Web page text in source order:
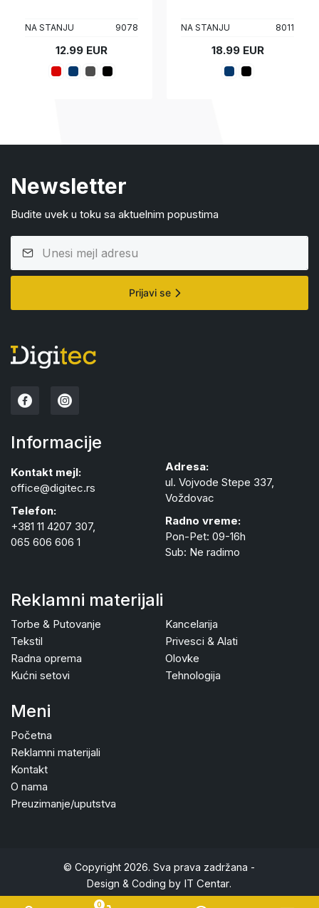
0
NA STANJU 9078
12.99 EUR
NA STANJU 8011
18.99 EUR
Newsletter
Budite uvek u toku sa aktuelnim popustima
Prijavi se
Informacije
Kontakt mejl:
office@digitec.rs
Telefon:
+381 11 4207 307,
065 606 606 1
Adresa:
ul. Vojvode Stepe 337,
Voždovac
Radno vreme:
Pon-Pet: 09-16h
Sub: Ne radimo
Reklamni materijali
Torbe & Putovanje
Tekstil
Radna oprema
Kućni setovi
Kancelarija
Privesci & Alati
Olovke
Tehnologija
Meni
Početna
Reklamni materijali
Kontakt
O nama
Preuzimanje/uputstva
© Copyright 2026. Sva prava zadržana -
Design & Coding by IT Centar.